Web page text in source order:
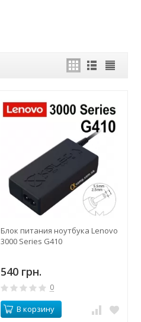
Блок питания ноутбука Lenovo
3000 Series G410
540 грн.
0
В корзину